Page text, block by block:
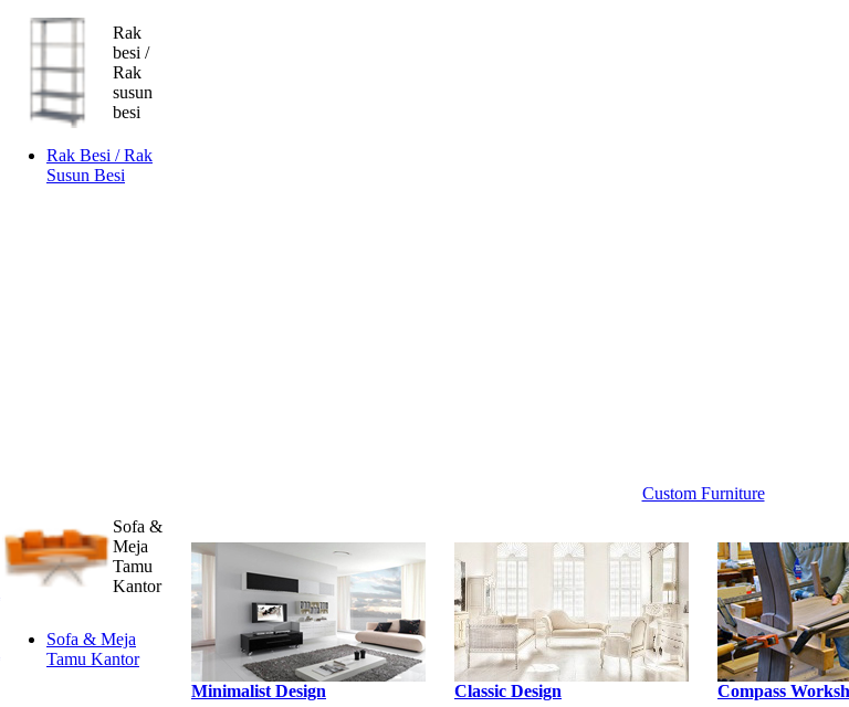
Rak
besi /
Rak
susun
besi
Rak Besi / Rak
Susun Besi
Sofa &
Meja
Tamu
Kantor
Sofa & Meja
Tamu Kantor
Custom Furniture
Minimalist Design Classic Design Compass